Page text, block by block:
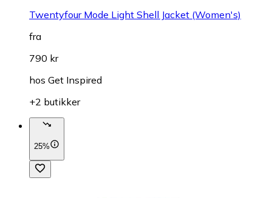
Twentyfour Mode Light Shell Jacket (Women's)
fra
790 kr
hos Get Inspired
+2 butikker
25%